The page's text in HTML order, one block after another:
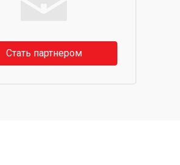
Стать партнером